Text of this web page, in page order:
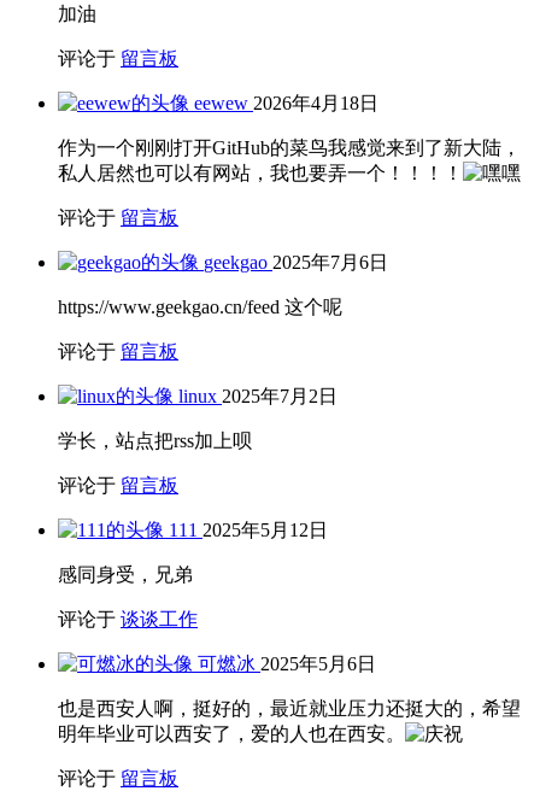
加油
评论于 留言板
eewew 2026年4月18日
作为一个刚刚打开GitHub的菜鸟我感觉来到了新大陆，
私人居然也可以有网站，我也要弄一个！！！！
评论于 留言板
geekgao 2025年7月6日
https://www.geekgao.cn/feed 这个呢
评论于 留言板
linux 2025年7月2日
学长，站点把rss加上呗
评论于 留言板
111 2025年5月12日
感同身受，兄弟
评论于 谈谈工作
可燃冰 2025年5月6日
也是西安人啊，挺好的，最近就业压力还挺大的，希望
明年毕业可以西安了，爱的人也在西安。
评论于 留言板